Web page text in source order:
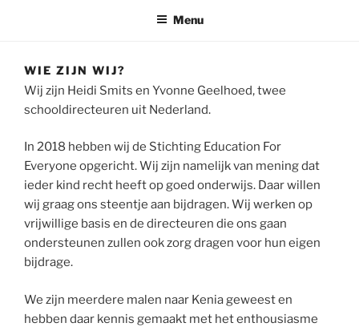
Menu
WIE ZIJN WIJ?
Wij zijn Heidi Smits en Yvonne Geelhoed, twee
schooldirecteuren uit Nederland.
In 2018 hebben wij de Stichting Education For
Everyone opgericht. Wij zijn namelijk van mening dat
ieder kind recht heeft op goed onderwijs. Daar willen
wij graag ons steentje aan bijdragen. Wij werken op
vrijwillige basis en de directeuren die ons gaan
ondersteunen zullen ook zorg dragen voor hun eigen
bijdrage.
We zijn meerdere malen naar Kenia geweest en
hebben daar kennis gemaakt met het enthousiasme